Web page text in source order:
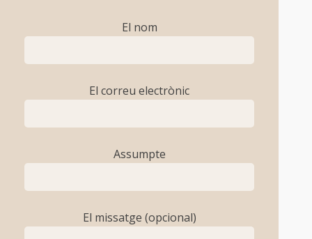
El nom
El correu electrònic
Assumpte
El missatge (opcional)